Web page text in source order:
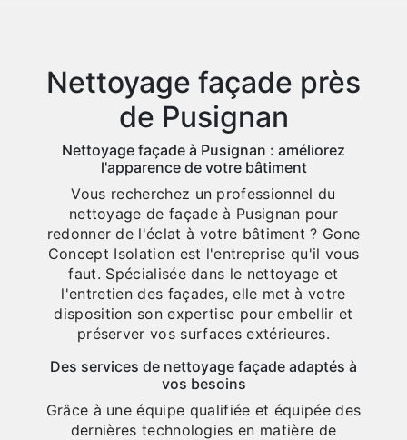
Nettoyage façade près
de Pusignan
Nettoyage façade à Pusignan : améliorez
l'apparence de votre bâtiment
Vous recherchez un professionnel du
nettoyage de façade à Pusignan pour
redonner de l'éclat à votre bâtiment ? Gone
Concept Isolation est l'entreprise qu'il vous
faut. Spécialisée dans le nettoyage et
l'entretien des façades, elle met à votre
disposition son expertise pour embellir et
préserver vos surfaces extérieures.
Des services de nettoyage façade adaptés à
vos besoins
Grâce à une équipe qualifiée et équipée des
dernières technologies en matière de